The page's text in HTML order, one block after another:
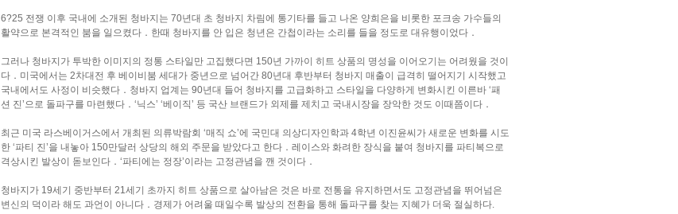
6?25 전쟁 이후 국내에 소개된 청바지는 70년대 초 청바지 차림에 통기타를 들고 나온 양희은을 비롯한 포크송 가수들의
활약으로 본격적인 붐을 일으켰다．한때 청바지를 안 입은 청년은 간첩이라는 소리를 들을 정도로 대유행이었다．
그러나 청바지가 투박한 이미지의 정통 스타일만 고집했다면 150년 가까이 히트 상품의 명성을 이어오기는 어려웠을 것이
다．미국에서는 2차대전 후 베이비붐 세대가 중년으로 넘어간 80년대 후반부터 청바지 매출이 급격히 떨어지기 시작했고
국내에서도 사정이 비슷했다．청바지 업계는 90년대 들어 청바지를 고급화하고 스타일을 다양하게 변화시킨 이른바 ‘패
션 진’으로 돌파구를 마련했다．‘닉스’ ‘베이직’ 등 국산 브랜드가 외제를 제치고 국내시장을 장악한 것도 이때쯤이다．
최근 미국 라스베이거스에서 개최된 의류박람회 ‘매직 쇼’에 국민대 의상디자인학과 4학년 이진윤씨가 새로운 변화를 시도
한 ‘파티 진’을 내놓아 150만달러 상당의 해외 주문을 받았다고 한다．레이스와 화려한 장식을 붙여 청바지를 파티복으로
격상시킨 발상이 돋보인다．‘파티에는 정장’이라는 고정관념을 깬 것이다．
청바지가 19세기 중반부터 21세기 초까지 히트 상품으로 살아남은 것은 바로 전통을 유지하면서도 고정관념을 뛰어넘은
변신의 덕이라 해도 과언이 아니다．경제가 어려울 때일수록 발상의 전환을 통해 돌파구를 찾는 지혜가 더욱 절실하다.